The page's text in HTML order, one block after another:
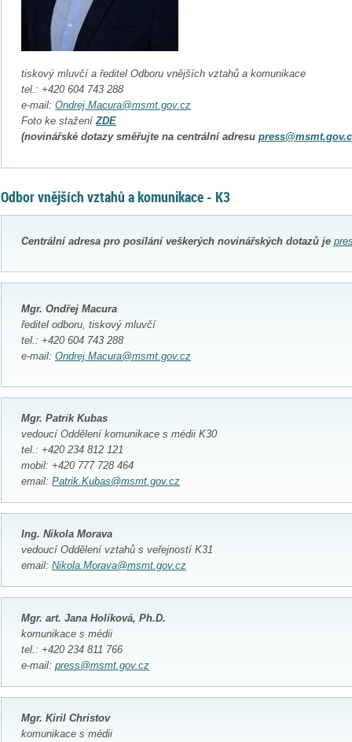
tiskový mluvčí a ředitel Odboru vnějších vztahů a komunikace
tel.: +420 604 743 288
e-mail:Ondrej.Macura@msmt.gov.cz
Foto ke staženíZDE
(novinářské dotazy směřujte na centrální adresu
Odbor vnějších vztahů a komunikace - K3
Centrální adresa pro posílání veškerých novinářských dotazů je
Mgr. Ondřej Macura
ředitel odboru, tiskový mluvčí
tel.: +420 604 743 288
e-mail:Ondrej.Macura@msmt.gov.cz
Mgr. Patrik Kubas
vedoucí Oddělení komunikace s médii K30
tel.: +420 234 812 121
mobil: +420 777 728 464
email:Patrik.Kubas@msmt.gov.cz
Ing. Nikola Morava
vedoucí Oddělení vztahů s veřejností K31
email:Nikola.Morava@msmt.gov.cz
Mgr. art. Jana Holíková, Ph.D.
komunikace s médii
tel.: +420 234 811 766
e-mail:press@msmt.gov.cz
Mgr. Kiril Christov
komunikace s médii